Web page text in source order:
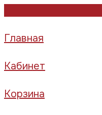
Главная
Кабинет
Корзина